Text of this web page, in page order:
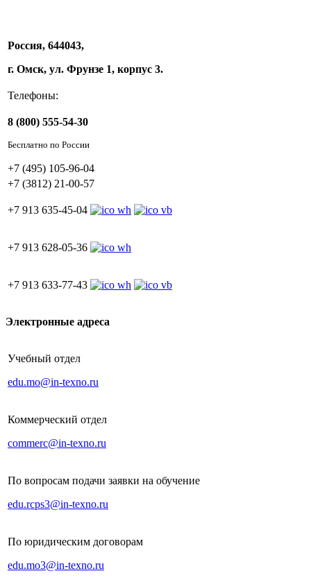
Россия, 644043,
г. Омск, ул. Фрунзе 1, корпус 3.
Телефоны:
8 (800) 555-54-30
Бесплатно по России
+7 (495) 105-96-04
+7 (3812) 21-00-57
+7 913 635-45-04
+7 913 628-05-36
+7 913 633-77-43
Электронные адреса
Учебный отдел
edu.mo@in-texno.ru
Коммерческий отдел
commerc@in-texno.ru
По вопросам подачи заявки на обучение
edu.rcps3@in-texno.ru
По юридическим договорам
edu.mo3@in-texno.ru